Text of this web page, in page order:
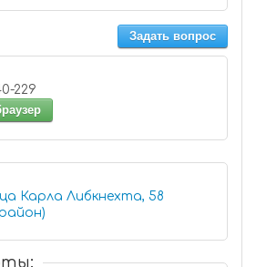
Задать вопрос
640-229
Карла Либкнехта, 58